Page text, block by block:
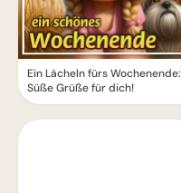
Ein Lächeln fürs Wochenende:
Süße Grüße für dich!